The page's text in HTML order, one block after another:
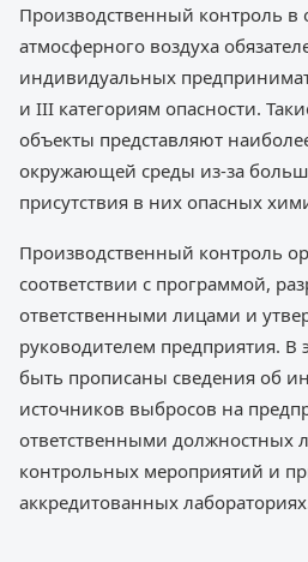
Производственный контроль в
атмосферного воздуха
индивидуальных
и III категориям опасности.
объекты представляют
окружающей среды из-за
присутствия в них опасных
Производственный контроль
соответствии с программой,
ответственными лицами и
руководителем предприятия.
быть прописаны сведения об
источников выбросов на
ответственными должностных
контрольных мероприятий и
аккредитованных